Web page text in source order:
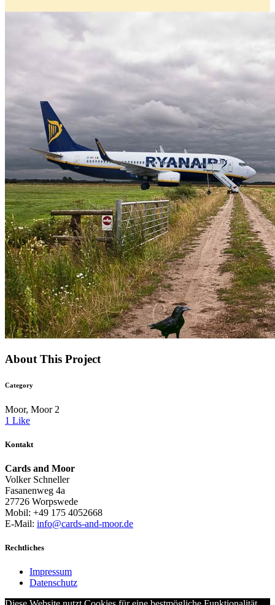
About This Project
Category
Moor, Moor 2
1 Like
Kontakt
Cards and Moor
Volker Schneller
Fasanenweg 4a
27726 Worpswede
Mobil: +49 175 4052668
E-Mail: info@cards-and-moor.de
Rechtliches
Impressum
Datenschutz